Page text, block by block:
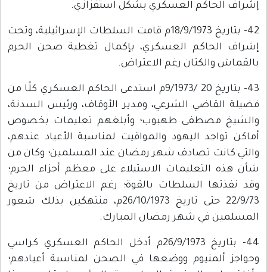
إشراف الحاكم العسكري بشكل استفزازي.
42- بتاريخ 18/9/1973م قامت السلطات الإسرائيلية، وتحت
إشراف الحاكم العسكري، بإكمال تغطية صحن الحرم
بالقماش والكتان رغم الاعتراض.
43- بتاريخ 20 /9/1973م استدعى الحاكم العسكري كلًا من
فضيلة القاضي الشرعي، ومدير الأوقاف، ورئيس السدنة،
والشيخ مصطفى طهبوب؛ وأبلغهم تعليمات بخصوص
أماكن تواجد اليهود والمواقيت لمناسبة الأعياد عندهم،
والتي كانت تصادف شهر رمضان عند المسلمين؛ وكان من
شأن هذه التعليمات الاستيلاء على معظم أجزاء الحرم؛
وقد نفذتها السلطات بالقوة؛ رغم الاعتراض من تاريخ
22/9/73 حتى تاريخ 26/10/1973م، منتهكين بذلك شعور
المسلمين في شهر رمضان المبارك.
44- بتاريخ 26/9/1973م أدخل الحاكم العسكري كراسي
وحواجز ألمنيوم ووضعها في الصحن لمناسبة أعيادهم؛